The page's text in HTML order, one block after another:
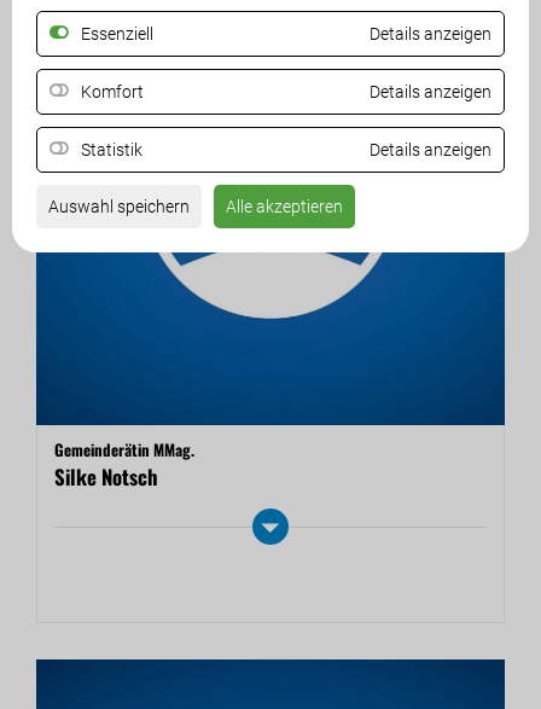
Essenziell Details anzeigen
Komfort Details anzeigen
Statistik Details anzeigen
Auswahl speichern Alle akzeptieren
Gemeinderätin MMag.
Silke Notsch